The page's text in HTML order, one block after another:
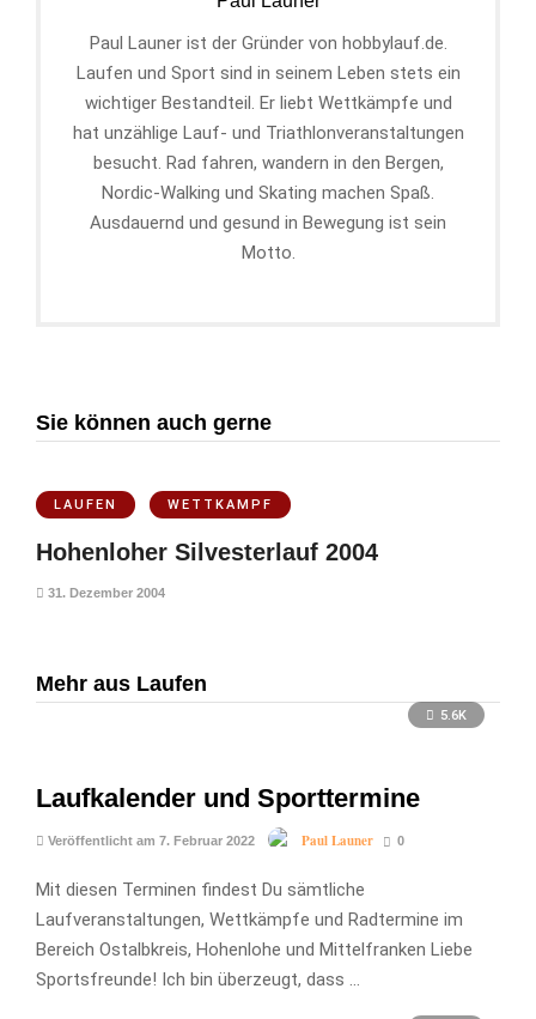
Paul Launer ist der Gründer von hobbylauf.de.
Laufen und Sport sind in seinem Leben stets ein
wichtiger Bestandteil. Er liebt Wettkämpfe und
hat unzählige Lauf- und Triathlonveranstaltungen
besucht. Rad fahren, wandern in den Bergen,
Nordic-Walking und Skating machen Spaß.
Ausdauernd und gesund in Bewegung ist sein
Motto.
Sie können auch gerne
LAUFEN WETTKAMPF
Hohenloher Silvesterlauf 2004
31. Dezember 2004
Mehr aus Laufen
5.6K
Laufkalender und Sporttermine
Veröffentlicht am 7. Februar 2022 Paul Launer 0
Mit diesen Terminen findest Du sämtliche
Laufveranstaltungen, Wettkämpfe und Radtermine im
Bereich Ostalbkreis, Hohenlohe und Mittelfranken Liebe
Sportsfreunde! Ich bin überzeugt, dass …